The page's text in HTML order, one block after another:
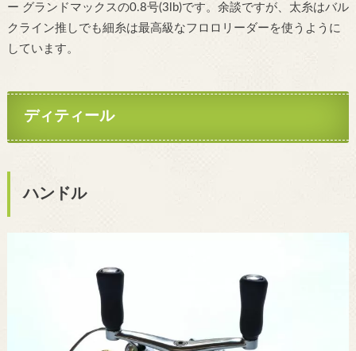
ー グランドマックスの0.8号(3lb)です。余談ですが、太糸はバル
クライン推しでも細糸は最高級なフロロリーダーを使うように
しています。
ディティール
ハンドル